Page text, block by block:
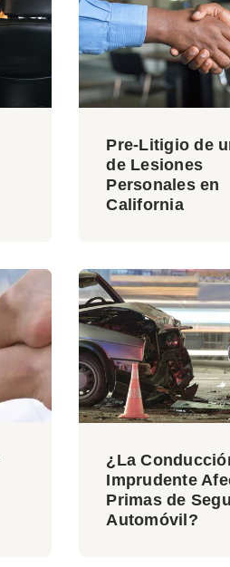
Pre-Litigio de
de Lesiones
Personales en
California
¿La
Imprudente
Primas de
Automóvil?